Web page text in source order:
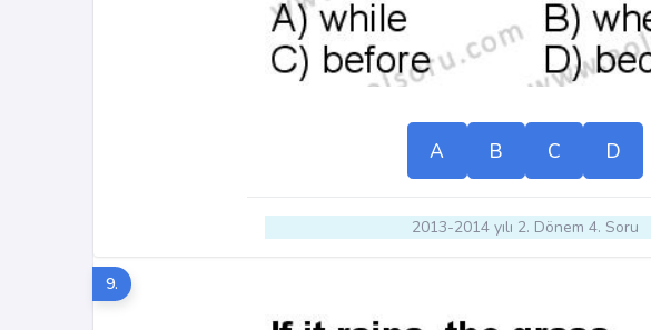
A B C D
2013-2014 yılı 2. Dönem 4. Soru
9.